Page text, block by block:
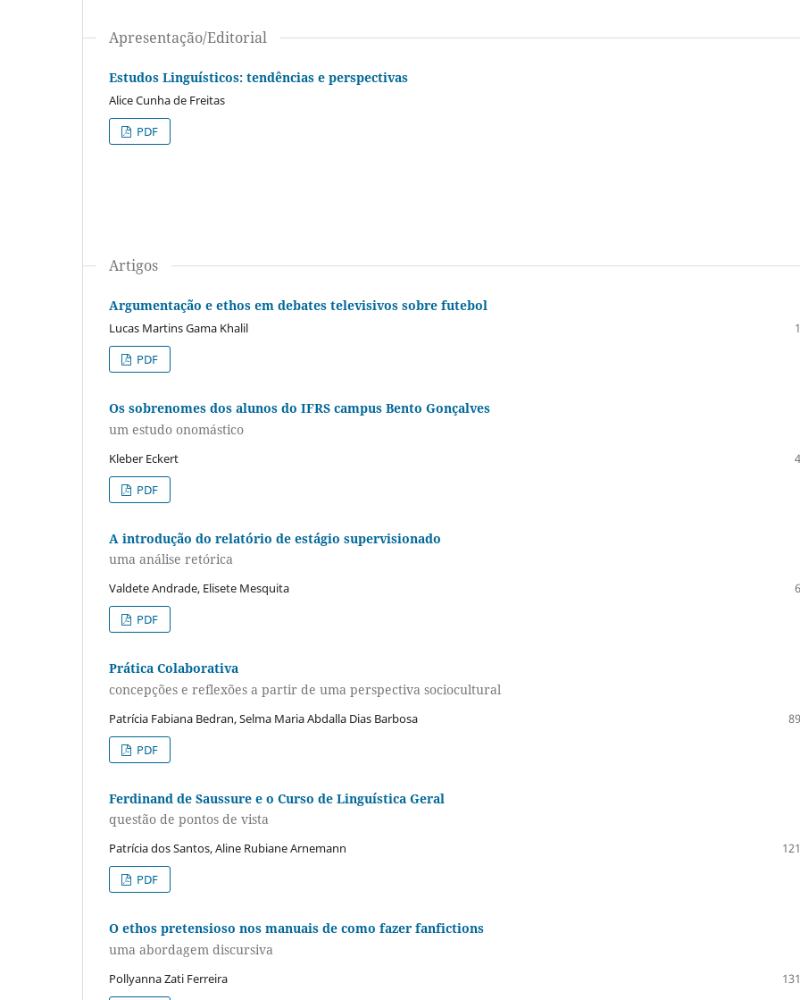
Apresentação/Editorial
Estudos Linguísticos: tendências e perspectivas
Alice Cunha de Freitas
PDF
Artigos
Argumentação e ethos em debates televisivos sobre futebol
Lucas Martins Gama Khalil
PDF
Os sobrenomes dos alunos do IFRS campus Bento Gonçalves
um estudo onomástico
Kleber Eckert
PDF
A introdução do relatório de estágio supervisionado
uma análise retórica
Valdete Andrade, Elisete Mesquita
PDF
Prática Colaborativa
concepções e reflexões a partir de uma perspectiva sociocultural
Patrícia Fabiana Bedran, Selma Maria Abdalla Dias Barbosa
PDF
Ferdinand de Saussure e o Curso de Linguística Geral
questão de pontos de vista
Patrícia dos Santos, Aline Rubiane Arnemann
PDF
O ethos pretensioso nos manuais de como fazer fanfictions
uma abordagem discursiva
Pollyanna Zati Ferreira